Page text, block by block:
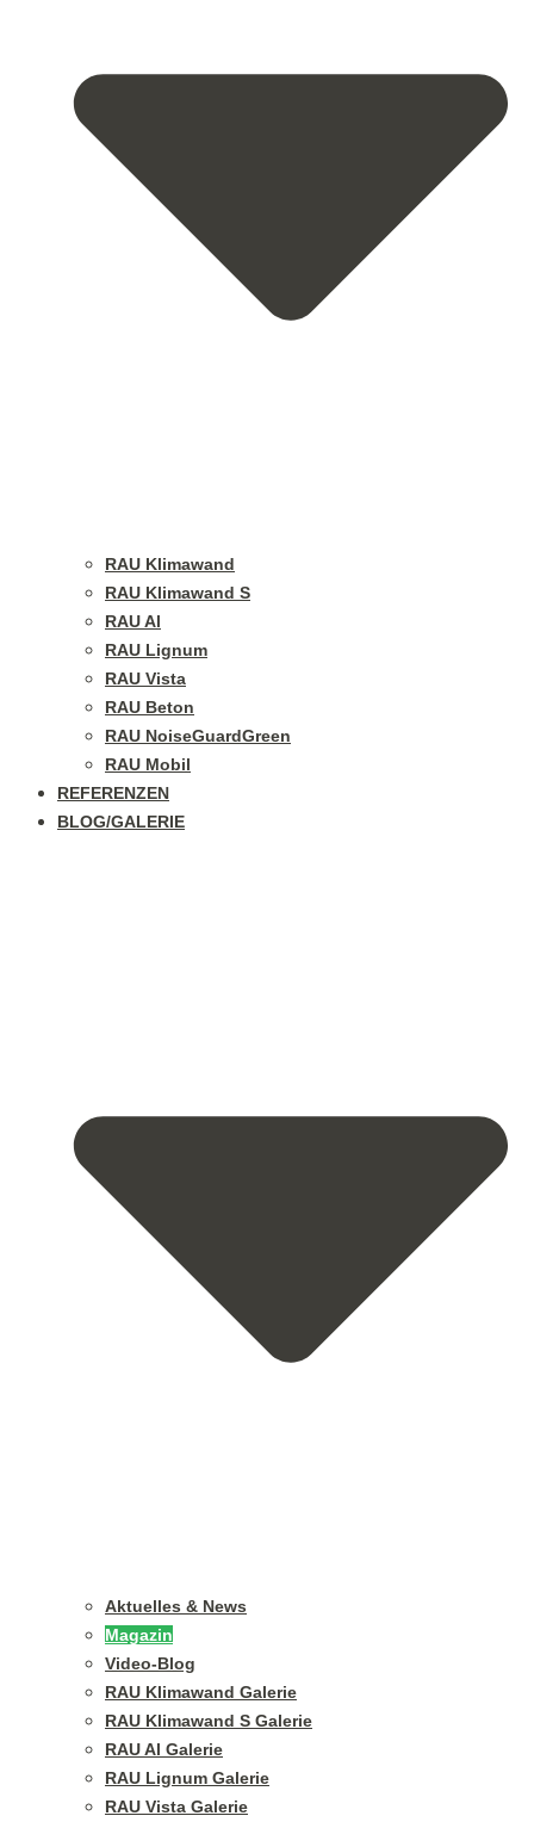
RAU Klimawand
RAU Klimawand S
RAU Al
RAU Lignum
RAU Vista
RAU Beton
RAU NoiseGuardGreen
RAU Mobil
REFERENZEN
BLOG/GALERIE
Aktuelles & News
Magazin
Video-Blog
RAU Klimawand Galerie
RAU Klimawand S Galerie
RAU Al Galerie
RAU Lignum Galerie
RAU Vista Galerie